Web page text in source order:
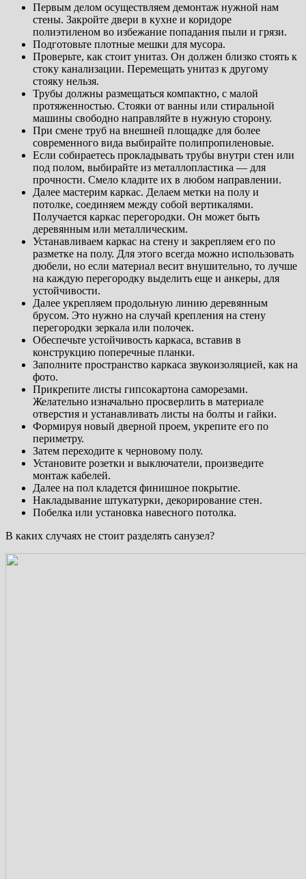
Первым делом осуществляем демонтаж нужной нам
стены. Закройте двери в кухне и коридоре
полиэтиленом во избежание попадания пыли и грязи.
Подготовьте плотные мешки для мусора.
Проверьте, как стоит унитаз. Он должен близко стоять к
стоку канализации. Перемещать унитаз к другому
стояку нельзя.
Трубы должны размещаться компактно, с малой
протяженностью. Стояки от ванны или стиральной
машины свободно направляйте в нужную сторону.
При смене труб на внешней площадке для более
современного вида выбирайте полипропиленовые.
Если собираетесь прокладывать трубы внутри стен или
под полом, выбирайте из металлопластика — для
прочности. Смело кладите их в любом направлении.
Далее мастерим каркас. Делаем метки на полу и
потолке, соединяем между собой вертикалями.
Получается каркас перегородки. Он может быть
деревянным или металлическим.
Устанавливаем каркас на стену и закрепляем его по
разметке на полу. Для этого всегда можно использовать
дюбели, но если материал весит внушительно, то лучше
на каждую перегородку выделить еще и анкеры, для
устойчивости.
Далее укрепляем продольную линию деревянным
брусом. Это нужно на случай крепления на стену
перегородки зеркала или полочек.
Обеспечьте устойчивость каркаса, вставив в
конструкцию поперечные планки.
Заполните пространство каркаса звукоизоляцией, как на
фото.
Прикрепите листы гипсокартона саморезами.
Желательно изначально просверлить в материале
отверстия и устанавливать листы на болты и гайки.
Формируя новый дверной проем, укрепите его по
периметру.
Затем переходите к черновому полу.
Установите розетки и выключатели, произведите
монтаж кабелей.
Далее на пол кладется финишное покрытие.
Накладывание штукатурки, декорирование стен.
Побелка или установка навесного потолка.
В каких случаях не стоит разделять санузел?